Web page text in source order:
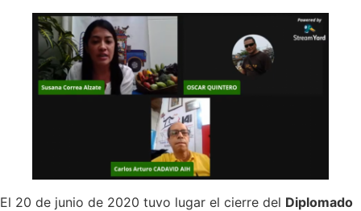
El 20 de junio de 2020 tuvo lugar el cierre del Diplomado